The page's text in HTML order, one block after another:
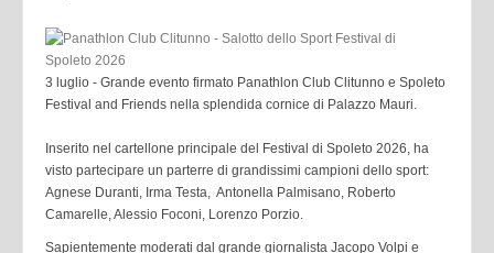
3 luglio - Grande evento firmato Panathlon Club Clitunno e Spoleto
Festival and Friends nella splendida cornice di Palazzo Mauri.
Inserito nel cartellone principale del Festival di Spoleto 2026, ha
visto partecipare un parterre di grandissimi campioni dello sport:
Agnese Duranti, Irma Testa, Antonella Palmisano, Roberto
Camarelle, Alessio Foconi, Lorenzo Porzio.
Sapientemente moderati dal grande giornalista Jacopo Volpi e